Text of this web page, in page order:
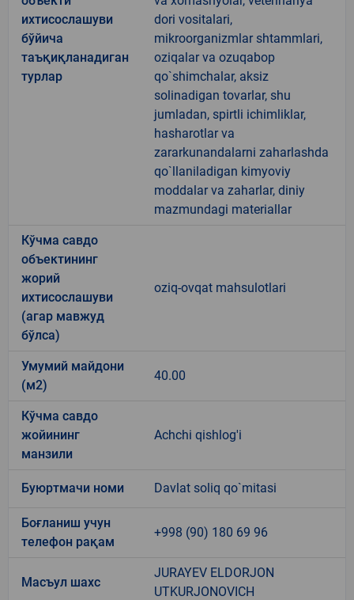
ихтисослашуви
бўйича
таъқиқланадиган
турлар
dori vositalari,
mikroorganizmlar shtammlari,
oziqalar va ozuqabop
qo`shimchalar, aksiz
solinadigan tovarlar, shu
jumladan, spirtli ichimliklar,
hasharotlar va
zararkunandalarni zaharlashda
qo`llaniladigan kimyoviy
moddalar va zaharlar, diniy
mazmundagi materiallar
Кўчма савдо
объектининг
жорий
ихтисослашуви
(агар мавжуд
бўлса)
oziq-ovqat mahsulotlari
Умумий майдони
(м2)
40.00
Кўчма савдо
жойининг
манзили
Achchi qishlog'i
Буюртмачи номи Davlat soliq qo`mitasi
Боғланиш учун
телефон рақам
+998 (90) 180 69 96
Масъул шахс
JURAYEV ELDORJON
UTKURJONOVICH